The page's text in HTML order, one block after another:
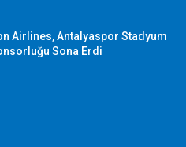
Airlines, Antalyaspor Stadyum
Sona Erdi